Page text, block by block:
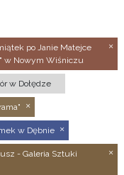
po Janie Matejce
w Nowym Wiśniczu
w Dołędze
w Dębnie
- Galeria Sztuki